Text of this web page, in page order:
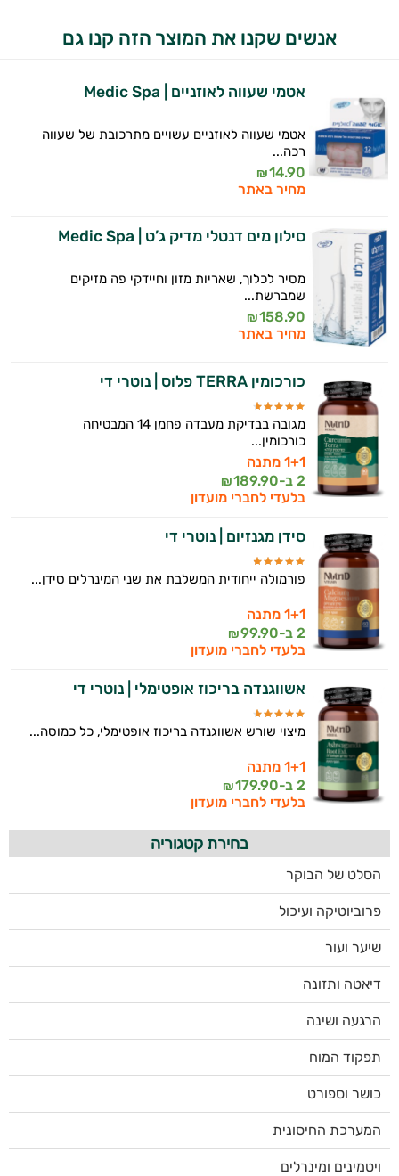
אנשים שקנו את המוצר הזה קנו גם
אטמי שעווה לאוזניים | Medic Spa
אטמי שעווה לאוזניים עשויים מתרכובת של שעווה
רכה...
14.90
₪
מחיר באתר
סילון מים דנטלי מדיק ג’ט | Medic Spa
מסיר לכלוך, שאריות מזון וחיידקי פה מזיקים
שמברשת...
158.90
₪
מחיר באתר
כורכומין TERRA פלוס | נוטרי די
מגובה בבדיקת מעבדה פחמן 14 המבטיחה
כורכומין...
1+1 מתנה
2 ב-
189.90
₪
בלעדי לחברי מועדון
סידן מגנזיום | נוטרי די
פורמולה ייחודית המשלבת את שני המינרלים סידן...
1+1 מתנה
2 ב-
99.90
₪
בלעדי לחברי מועדון
אשווגנדה בריכוז אופטימלי | נוטרי די
מיצוי שורש אשווגנדה בריכוז אופטימלי, כל כמוסה...
1+1 מתנה
2 ב-
179.90
₪
בלעדי לחברי מועדון
בחירת קטגוריה
הסלט של הבוקר
פרוביוטיקה ועיכול
שיער ועור
דיאטה ותזונה
הרגעה ושינה
תפקוד המוח
כושר וספורט
המערכת החיסונית
ויטמינים ומינרלים
ותזונת הספורט.
אני כאן כדי לעזור לך להתאים את תוספי
התזונה ומוצרי הבריאות המדויקים למטרות
ולמצב הגופני שלך, ולהסביר לך אילו רכיבים
עובדים יחד כדי למקסם תוצאות גם בחיי היום
יום וגם בתחום הכושר והספורט.
המטרה שלי היא להתאים עבורך המלצות